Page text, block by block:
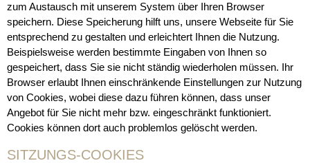
zum Austausch mit unserem System über Ihren Browser
speichern. Diese Speicherung hilft uns, unsere Webseite für Sie
entsprechend zu gestalten und erleichtert Ihnen die Nutzung.
Beispielsweise werden bestimmte Eingaben von Ihnen so
gespeichert, dass Sie sie nicht ständig wiederholen müssen. Ihr
Browser erlaubt Ihnen einschränkende Einstellungen zur Nutzung
von Cookies, wobei diese dazu führen können, dass unser
Angebot für Sie nicht mehr bzw. eingeschränkt funktioniert.
Cookies können dort auch problemlos gelöscht werden.
SITZUNGS-COOKIES